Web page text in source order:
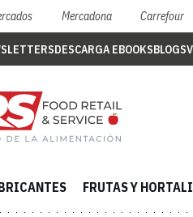
Mercadona Carrefour
DESCARGA EBOOKSBLOGS
FRUTAS Y